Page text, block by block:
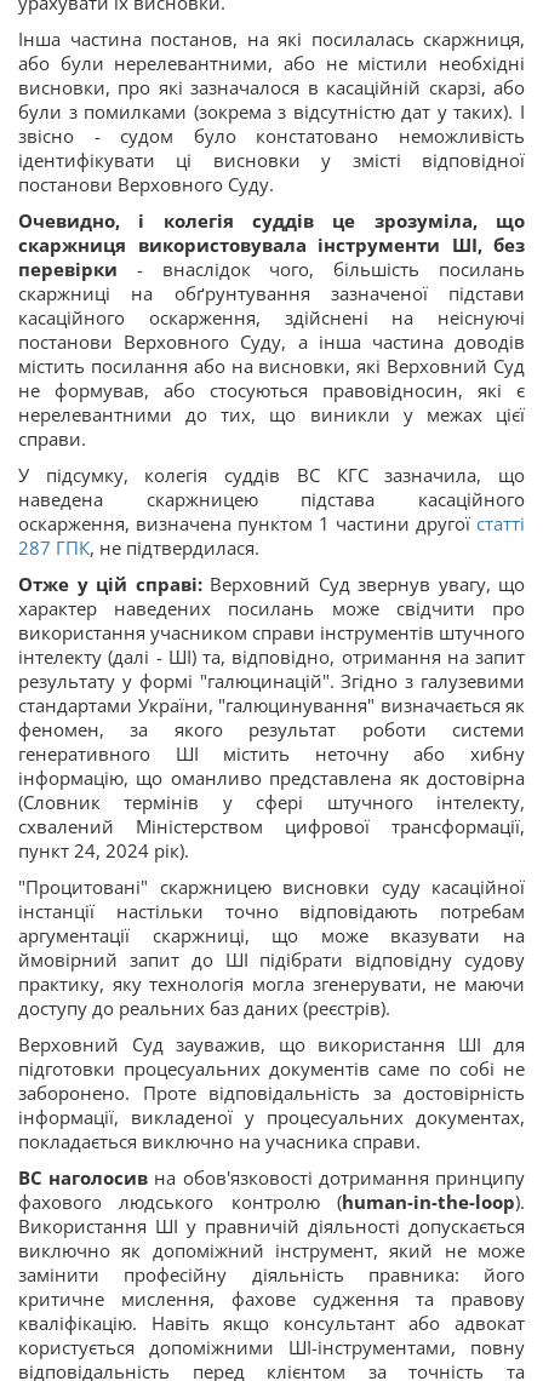
Інша частина постанов, на які посилалась скаржниця,
або були нерелевантними, або не містили необхідні
висновки, про які зазначалося в касаційній скарзі, або
були з помилками (зокрема з відсутністю дат у таких). І
звісно - судом було констатовано неможливість
ідентифікувати ці висновки у змісті відповідної
постанови Верховного Суду.
Очевидно, і колегія суддів це зрозуміла, що
скаржниця використовувала інструменти ШІ, без
перевірки - внаслідок чого, більшість посилань
скаржниці на обґрунтування зазначеної підстави
касаційного оскарження, здійснені на неіснуючі
постанови Верховного Суду, а інша частина доводів
містить посилання або на висновки, які Верховний Суд
не формував, або стосуються правовідносин, які є
нерелевантними до тих, що виникли у межах цієї
справи.
У підсумку, колегія суддів ВС КГС зазначила, що
наведена скаржницею підстава касаційного
оскарження, визначена пунктом 1 частини другої статті
287 ГПК, не підтвердилася.
Отже у цій справі: Верховний Суд звернув увагу, що
характер наведених посилань може свідчити про
використання учасником справи інструментів штучного
інтелекту (далі - ШІ) та, відповідно, отримання на запит
результату у формі "галюцинацій". Згідно з галузевими
стандартами України, "галюцинування" визначається як
феномен, за якого результат роботи системи
генеративного ШІ містить неточну або хибну
інформацію, що оманливо представлена як достовірна
(Словник термінів у сфері штучного інтелекту,
схвалений Міністерством цифрової трансформації,
пункт 24, 2024 рік).
"Процитовані" скаржницею висновки суду касаційної
інстанції настільки точно відповідають потребам
аргументації скаржниці, що може вказувати на
ймовірний запит до ШІ підібрати відповідну судову
практику, яку технологія могла згенерувати, не маючи
доступу до реальних баз даних (реєстрів).
Верховний Суд зауважив, що використання ШІ для
підготовки процесуальних документів саме по собі не
заборонено. Проте відповідальність за достовірність
інформації, викладеної у процесуальних документах,
покладається виключно на учасника справи.
ВС наголосив на обов'язковості дотримання принципу
фахового людського контролю (human-in-the-loop).
Використання ШІ у правничій діяльності допускається
виключно як допоміжний інструмент, який не може
замінити професійну діяльність правника: його
критичне мислення, фахове судження та правову
кваліфікацію. Навіть якщо консультант або адвокат
користується допоміжними ШІ-інструментами, повну
відповідальність перед клієнтом за точність та